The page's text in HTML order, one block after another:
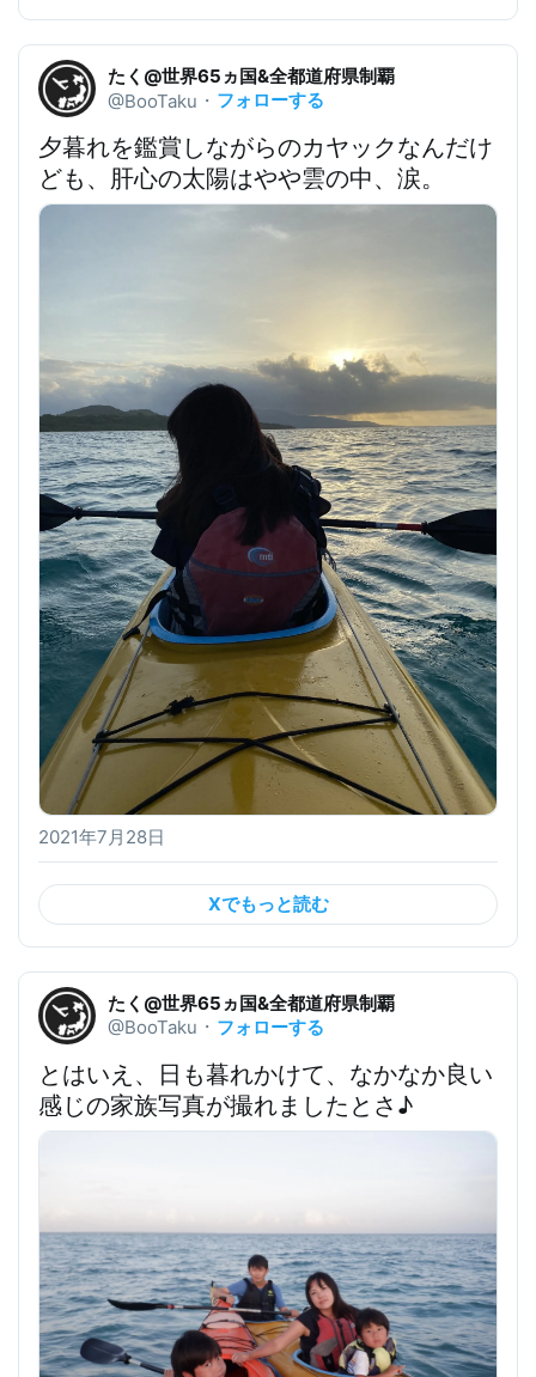
たく@世界65ヵ国&全都道府県制覇
@BooTaku ・ フォローする
夕暮れを鑑賞しながらのカヤックなんだけ
ども、肝心の太陽はやや雲の中、涙。
2021年7月28日
Xでもっと読む
たく@世界65ヵ国&全都道府県制覇
@BooTaku ・ フォローする
とはいえ、日も暮れかけて、なかなか良い
感じの家族写真が撮れましたとさ♪